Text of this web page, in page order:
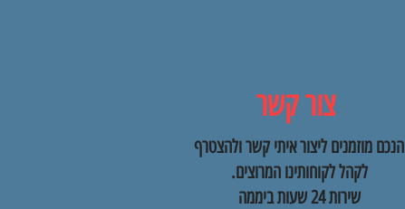
צור קשר
הנכם מוזמנים ליצור איתי קשר ולהצטרף
לקהל לקוחותינו המרוצים.
שירות 24 שעות ביממה